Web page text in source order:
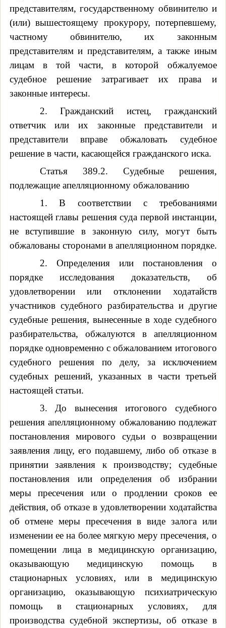
представителям, государственному обвинителю и
(или) вышестоящему прокурору, потерпевшему,
частному обвинителю, их законным
представителям и представителям, а также иным
лицам в той части, в которой обжалуемое
судебное решение затрагивает их права и
законные интересы.
2. Гражданский истец, гражданский
ответчик или их законные представители и
представители вправе обжаловать судебное
решение в части, касающейся гражданского иска.
Статья 389.2. Судебные решения,
подлежащие апелляционному обжалованию
1. В соответствии с требованиями
настоящей главы решения суда первой инстанции,
не вступившие в законную силу, могут быть
обжалованы сторонами в апелляционном порядке.
2. Определения или постановления о
порядке исследования доказательств, об
удовлетворении или отклонении ходатайств
участников судебного разбирательства и другие
судебные решения, вынесенные в ходе судебного
разбирательства, обжалуются в апелляционном
порядке одновременно с обжалованием итогового
судебного решения по делу, за исключением
судебных решений, указанных в части третьей
настоящей статьи.
3. До вынесения итогового судебного
решения апелляционному обжалованию подлежат
постановления мирового судьи о возвращении
заявления лицу, его подавшему, либо об отказе в
принятии заявления к производству; судебные
постановления или определения об избрании
меры пресечения или о продлении сроков ее
действия, об отказе в удовлетворении ходатайства
об отмене меры пресечения в виде залога или
изменении ее на более мягкую меру пресечения, о
помещении лица в медицинскую организацию,
оказывающую медицинскую помощь в
стационарных условиях, или в медицинскую
организацию, оказывающую психиатрическую
помощь в стационарных условиях, для
производства судебной экспертизы, об отказе в